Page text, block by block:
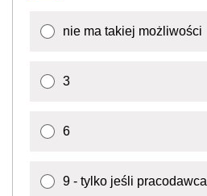
nie ma takiej możliwości
3
6
9 - tylko jeśli